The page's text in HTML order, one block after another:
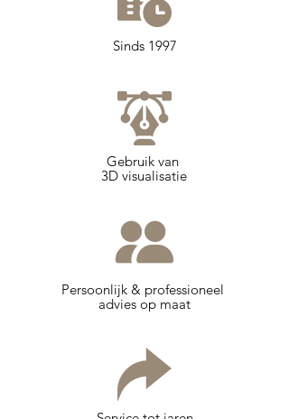
Sinds 1997
Gebruik van
3D visualisatie
Persoonlijk & professioneel
advies op maat